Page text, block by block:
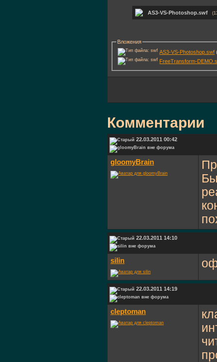
AS3-VS-Photoshop.swf
Вложения
AS3-VS-Photoshop.swf
FreeTransform-
Комментарии
22.03.2011 00:42
gloomyBrain
22.03.2011 14:10
silin
22.03.2011 14:19
cleptoman